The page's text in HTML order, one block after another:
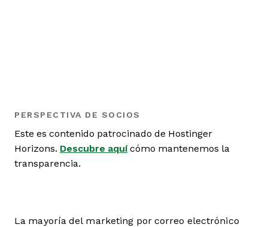
PERSPECTIVA DE SOCIOS
Este es contenido patrocinado de Hostinger
Horizons. Descubre aquí cómo mantenemos la
transparencia.
La mayoría del marketing por correo electrónico